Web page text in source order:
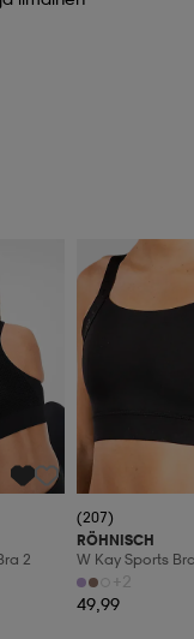
2
(207)
RÖHNISCH
W Kay Sports
+2
49,99